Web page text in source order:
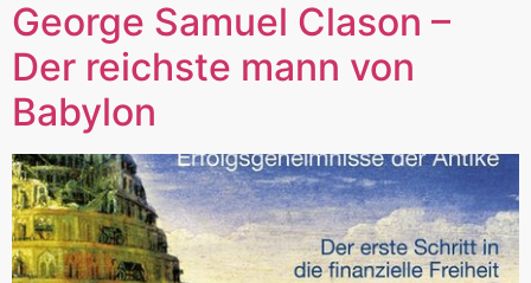
George Samuel Clason –
Der reichste mann von
Babylon